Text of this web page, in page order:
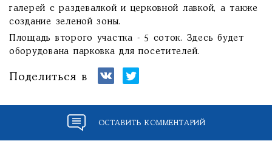
галерей с раздевалкой и церковной лавкой, а также
создание зеленой зоны.
Площадь второго участка - 5 соток. Здесь будет
оборудована парковка для посетителей.
Поделиться в
ОСТАВИТЬ КОММЕНТАРИЙ